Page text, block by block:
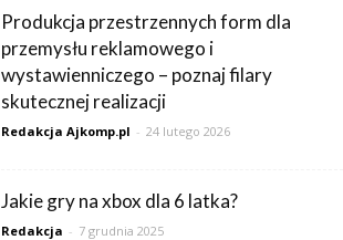
Produkcja przestrzennych form dla
przemysłu reklamowego i
wystawienniczego – poznaj filary
skutecznej realizacji
Redakcja Ajkomp.pl - 24 lutego 2026
Jakie gry na xbox dla 6 latka?
Redakcja - 7 grudnia 2025